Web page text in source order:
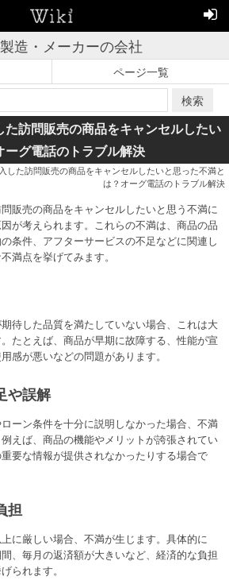
造・メーカーの会社
ページ一覧
検索
訪問販売の商品をキャンセルしたい
ーグ電話のトラブル解決
した訪問販売の商品をキャンセルしたいと思った不満と
は？オーグ電話のトラブル解決
販売の商品をキャンセルしたいと思う不満に
が考えられます。これらの不満は、商品の品
条件、アフターサービスの不足などに関連し
満点を挙げてみます。
待した品質を満たしていない場合、これは大
たとえば、商品が早期に故障する、性能が宣
感が悪いなどの問題があります。
や誤解
ーン条件を十分に説明しなかった場合、不満
えば、商品の機能やメリットが誇張されてい
要な情報が提供されなかったりする場合で
担
に厳しい場合、不満が生じます。具体的に
、毎月の返済額が大きいなど、経済的な負担
られます。